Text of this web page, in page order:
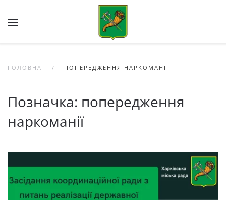
Skip to main content
ГОЛОВНА ПОПЕРЕДЖЕННЯ НАРКОМАНІЇ
Позначка: попередження
наркоманії